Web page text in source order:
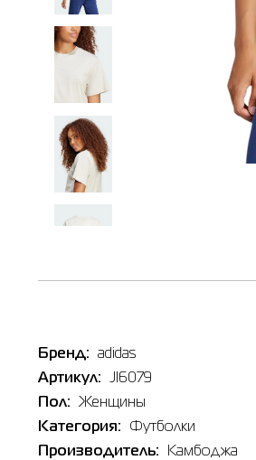
Бренд:
adidas
Артикул:
JI6079
Пол:
Женщины
Категория:
Футболки
Производитель:
Камбоджа